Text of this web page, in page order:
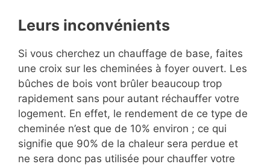
Leurs inconvénients
Si vous cherchez un chauffage de base, faites
une croix sur les cheminées à foyer ouvert. Les
bûches de bois vont brûler beaucoup trop
rapidement sans pour autant réchauffer votre
logement. En effet, le rendement de ce type de
cheminée n’est que de 10% environ ; ce qui
signifie que 90% de la chaleur sera perdue et
ne sera donc pas utilisée pour chauffer votre